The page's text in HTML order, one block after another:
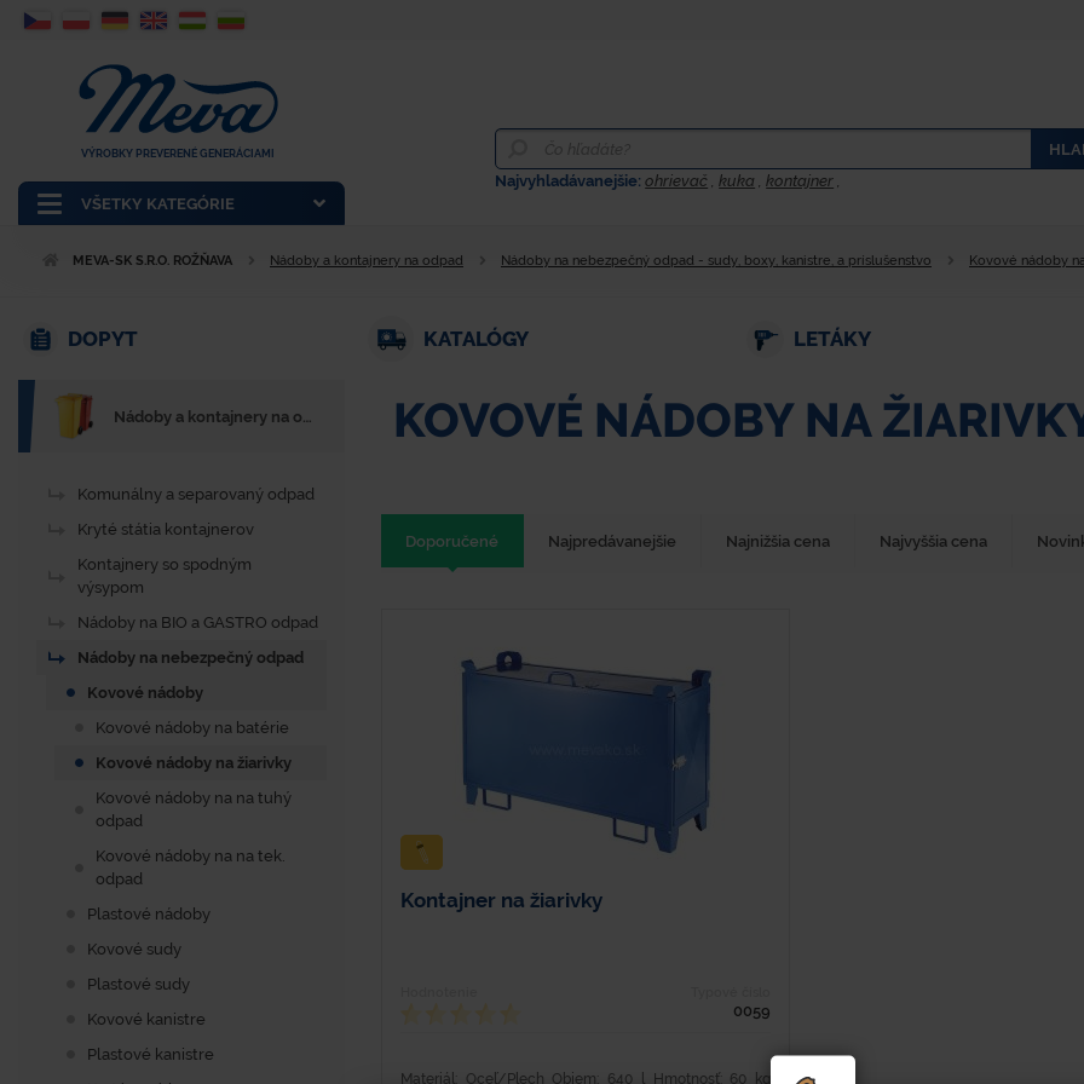
VŠETKY KATEGÓRIE
VÝROBKY PREVERENÉ GENERÁCIAMI
Najvyhladávanejšie:ohrievač ,kuka ,kontajner ,
MEVA-SK S.R.O. ROŽŇAVA Nádoby a kontajnery na odpad Nádoby na nebezpečný odpad - sudy, boxy, kanistre, a príslušenstvo Kovové nádoby
DOPYT KATALÓGY LETÁKY
KOVOVÉ NÁDOBY NA
Doporučené Najpredávanejšie Najnižšia cena Najvyššia cena
Kontajner na žiarivky
0059
Materiál: Oceľ/Plech Objem: 640 l Hmotnosť: 60 kg
Komunálny a separovaný odpad
Kryté státia kontajnerov
Kontajnery so spodným
výsypom
Nádoby na BIO a GASTRO odpad
Nádoby na nebezpečný odpad
Kovové nádoby
Kovové nádoby na batérie
Kovové nádoby na žiarivky
Kovové nádoby na na tuhý
odpad
Kovové nádoby na na tek.
odpad
Plastové nádoby
Kovové sudy
Plastové sudy
Kovové kanistre
Plastové kanistre